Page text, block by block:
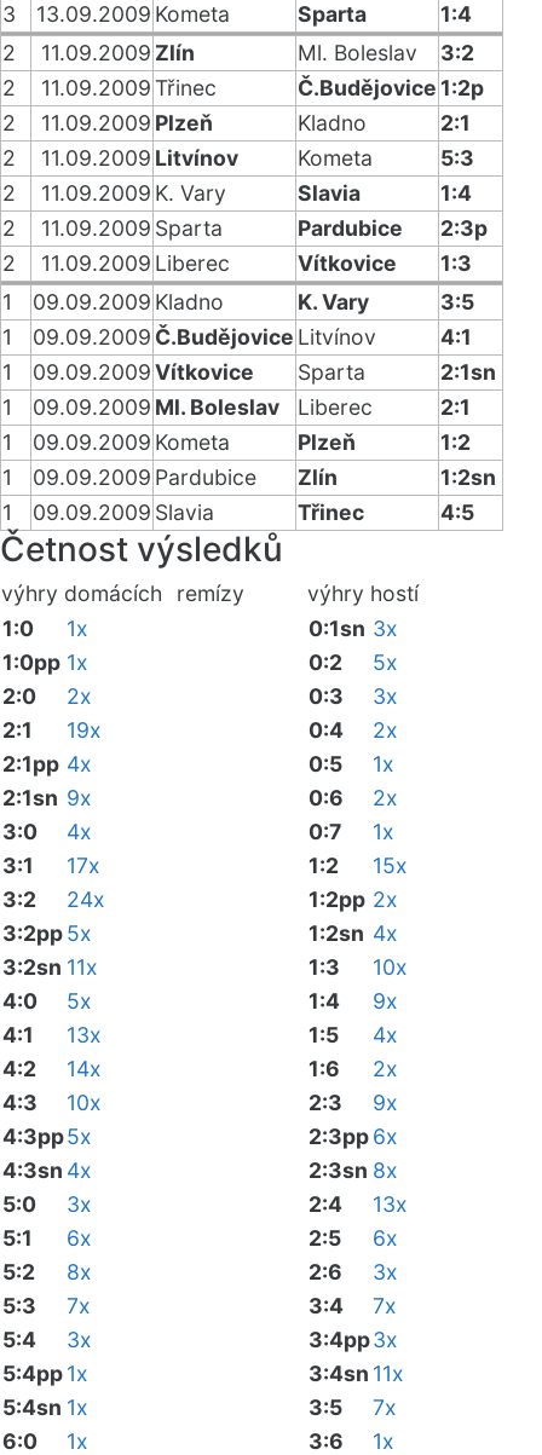
3
13.09.2009 Kometa Sparta
1:4
2
11.09.2009 Zlín Ml. Boleslav
3:2
2
11.09.2009Třinec Č.Budějovice 1:2p
2
11.09.2009 Plzeň Kladno
2:1
2
11.09.2009 Litvínov Kometa
5:3
2
11.09.2009 K. Vary Slavia
1:4
2
11.09.2009 Sparta Pardubice
2:3p
2
11.09.2009 Liberec Vítkovice
1:3
1
09.09.2009 Kladno K. Vary
3:5
1
09.09.2009 Č.Budějovice Litvínov
4:1
1
09.09.2009Vítkovice Sparta
2:1sn
1
09.09.2009 Ml. Boleslav Liberec
2:1
1
09.09.2009 Kometa Plzeň
1:2
1
09.09.2009 Pardubice Zlín
1:2sn
1
09.09.2009 Slavia Třinec 4:5
Četnost výsledků
výhry domácích remízy výhry hostí
1:0
1x
1:0pp 1x
2:0
2x
2:1
19x
2:1pp 4x
2:1sn 9x
3:0
4x
3:1
17x
3:2
24x
3:2pp5x
3:2sn 11x
4:0
5x
4:1
13x
4:2
14x
4:3
10x
4:3pp5x
4:3sn 4x
5:0
3x
5:1
6x
5:2
8x
5:3
7x
5:4
3x
5:4pp1x
5:4sn 1x
6:0
1x
0:1sn 3x
0:2
5x
0:3
3x
0:4
2x
0:5
1x
0:6
2x
0:7
1x
1:2
15x
1:2pp 2x
1:2sn 4x
1:3
10x
1:4
9x
1:5
4x
1:6
2x
2:3
9x
2:3pp6x
2:3sn 8x
2:4
13x
2:5
6x
2:6
3x
3:4
7x
3:4pp3x
3:4sn 11x
3:5
7x
3:6
1x